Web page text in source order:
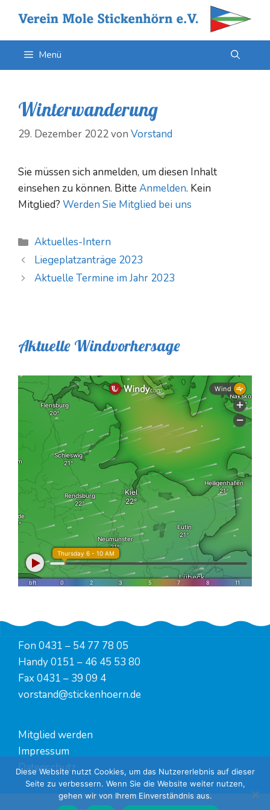
Inhalt
springen
Menü
Winterwanderung
29. Dezember 2022von Vorstand
Sie müssen sich anmelden, um diesen Inhalt
einsehen zu können. Bitte Anmelden. Kein
Mitglied? Werden Sie Mitglied bei uns
Kategorien
Aktuelles-Intern
Liegeplatzanträge 2023
Aktuelle Termine im Jahr 2023
Aktuelle Windvorhersage
Fon0431 – 54 77 78 05
Handy0151 – 46 45 53 80
Fax 0431 – 39 09 4
vorstand@stickenhoern.de
Mitglied werden
Impressum
Datenschutz
Diese Website nutzt Cookies, um das Nutzererlebnis auf dieser
Seite zu verbessern. Wenn Sie die Website weiter nutzen,
gehen wir von Ihrem Einverständnis aus.